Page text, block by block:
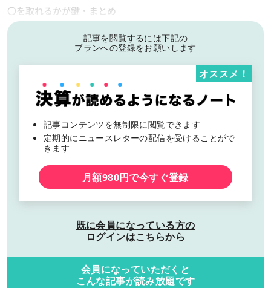
〇を取れるかが鍵・まとめ
記事を閲覧するには下記の
プランへの登録をお願いします
記事コンテンツを無制限に閲覧できます
定期的にニュースレターの配信を受けることがで
きます
オススメ！
月額980円で今すぐ登録
既に会員になっている方の
ログインはこちらから
会員になっていただくと
こんな記事が読み放題です